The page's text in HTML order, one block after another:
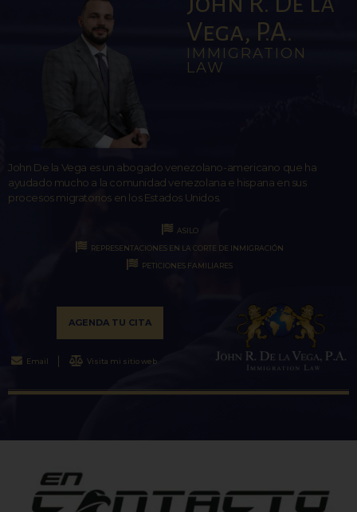
Vega, P.A.
IMMIGRATION
LAW
John De la Vega es un abogado venezolano-americano que ha
ayudado mucho a la comunidad venezolana e hispana en sus
procesos migratorios en los Estados Unidos.
ASILO
REPRESENTACIONES EN LA CORTE DE INMIGRACIÓN
PETICIONES FAMILIARES
AGENDA TU CITA
Email Visita mi sitio web